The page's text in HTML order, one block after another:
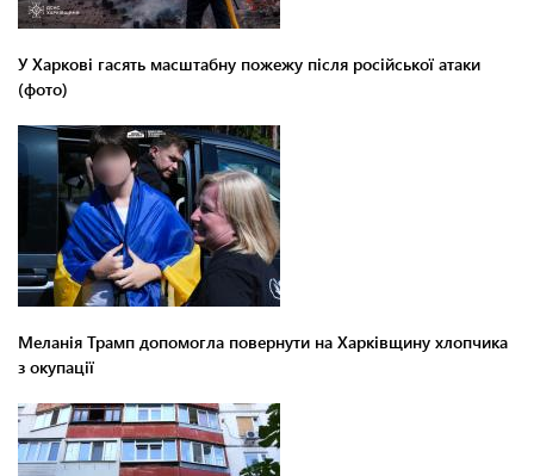
У Харкові гасять масштабну пожежу після російської атаки
(фото)
Меланія Трамп допомогла повернути на Харківщину хлопчика
з окупації